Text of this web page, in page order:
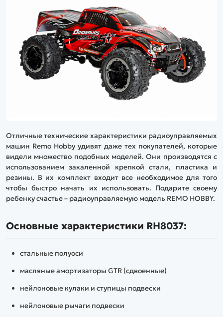
Отличные технические характеристики радиоуправляемых
машин Remo Hobby удивят даже тех покупателей, которые
видели множество подобных моделей. Они производятся с
использованием закаленной крепкой стали, пластика и
резины. В их комплект входит все необходимое для того
чтобы быстро начать их использовать. Подарите своему
ребенку счастье – радиоуправляемую модель REMO HOBBY.
Основные характеристики RH8037:
стальные полуоси
масляные амортизаторы GTR (сдвоенные)
нейлоновые кулаки и ступицы подвески
нейлоновые рычаги подвески